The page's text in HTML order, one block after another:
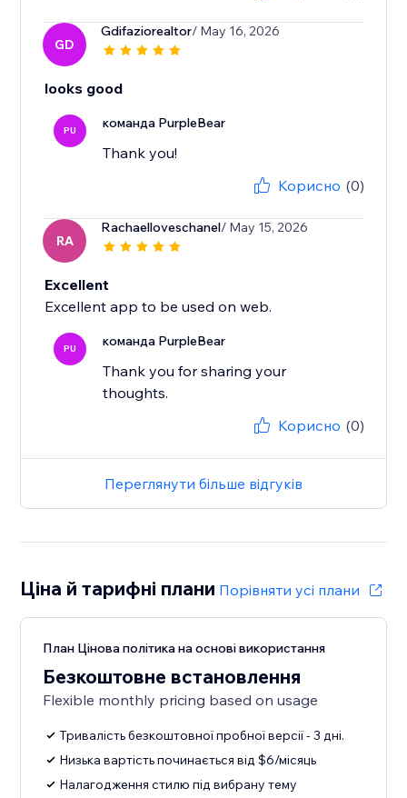
GD
Gdifaziorealtor/ May 16, 2026
looks good
PU команда PurpleBear
Thank you!
Корисно (0)
RA
Rachaelloveschanel/ May 15, 2026
Excellent
Excellent app to be used on web.
PU команда PurpleBear
Thank you for sharing your
thoughts.
Корисно (0)
Переглянути більше відгуків
Ціна й тарифні плани Порівняти усі плани
План Цінова політика на основі використання
Безкоштовне встановлення
Flexible monthly pricing based on usage
Тривалість безкоштовної пробної версії - 3 дні.
Низька вартість починається від $6/місяць
Налагодження стилю під вибрану тему